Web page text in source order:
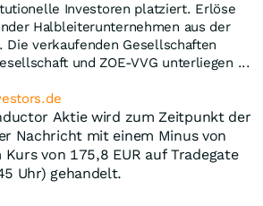
Investoren platziert. Erlöse
Halbleiterunternehmen aus der
Die verkaufenden Gesellschaften
und ZOE-VVG unterliegen ...
Aktie wird zum Zeitpunkt der
Nachricht mit einem Minus von
Kurs von 175,8 EUR auf Tradegate
Uhr) gehandelt.